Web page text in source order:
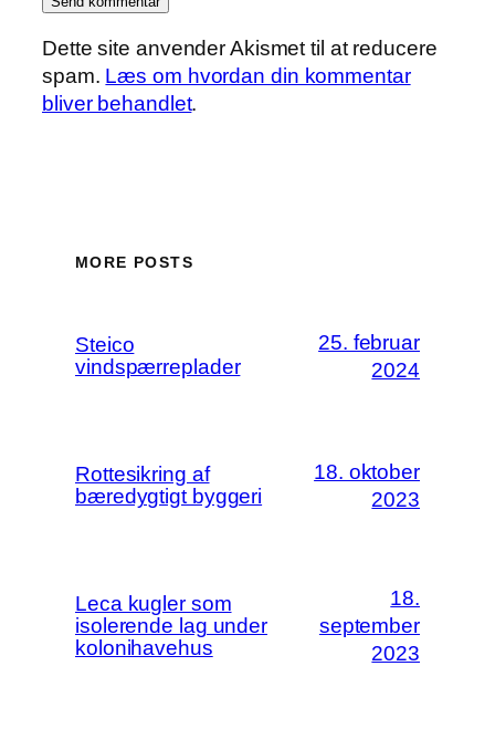
Dette site anvender Akismet til at reducere
spam. Læs om hvordan din kommentar
bliver behandlet.
MORE POSTS
Steico
vindspærreplader
25. februar
2024
Rottesikring af
bæredygtigt byggeri
18. oktober
2023
Leca kugler som
isolerende lag under
kolonihavehus
18.
september
2023